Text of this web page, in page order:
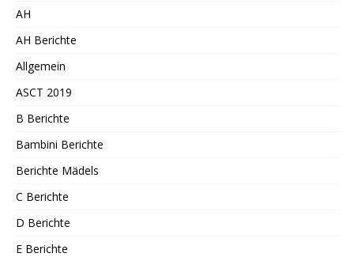
AH
AH Berichte
Allgemein
ASCT 2019
B Berichte
Bambini Berichte
Berichte Mädels
C Berichte
D Berichte
E Berichte